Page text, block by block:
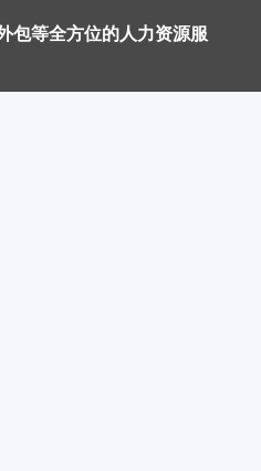
包等全方位的人力资源服